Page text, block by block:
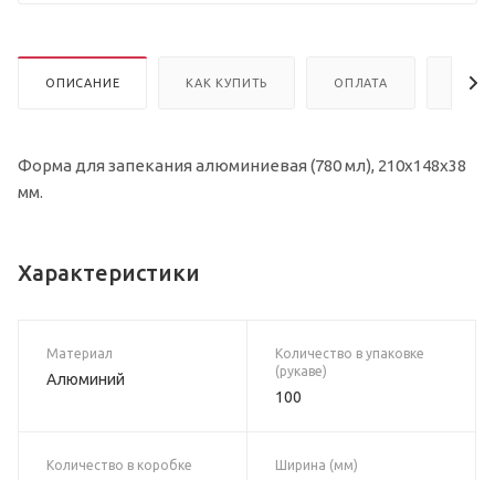
ОПИСАНИЕ КАК КУПИТЬ ОПЛАТА
Форма для запекания алюминиевая (780 мл), 210х148х38
мм.
Характеристики
Материал
Алюминий
Количество в упаковке
(рукаве)
100
Количество в коробке Ширина (мм)